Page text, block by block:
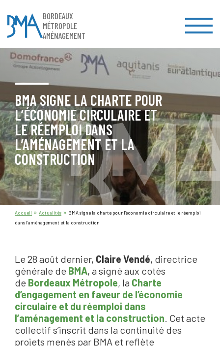
BORDEAUX
MÉTROPOLE
AMÉNAGEMENT
BMA SIGNE LA CHARTE POUR
L’ÉCONOMIE CIRCULAIRE ET
LE RÉEMPLOI DANS
L’AMÉNAGEMENT ET LA
CONSTRUCTION
Accueil » Actualités » BMA signe la charte pour l’économie circulaire et le réemploi
dans l’aménagement et la construction
Le 28 août dernier, Claire Vendé, directrice
générale de BMA, a signé aux cotés
de Bordeaux Métropole, la Charte
d’engagement en faveur de l’économie
circulaire et du réemploi dans
l’aménagement et la construction . Cet acte
collectif s’inscrit dans la continuité des
projets menés par BMA et reflète